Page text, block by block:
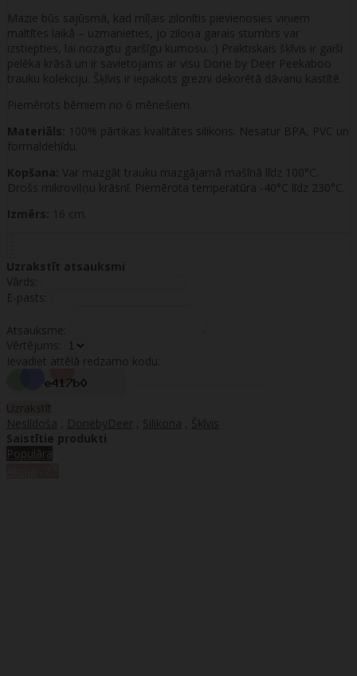
Mazie būs sajūsmā, kad mīļais zilonītis pievienosies viņiem
maltītes laikā – uzmanieties, jo ziloņa garais stumbrs var
izstiepties, lai nozagtu garšīgu kumosu. :) Praktiskais šķīvis ir gaiši
pelēka krāsā un ir savietojams ar visu Done by Deer Peekaboo
trauku kolekciju. Šķīvis ir iepakots grezni dekorētā dāvanu kastītē.
Piemērots bērniem no 6 mēnešiem.
Materiāls: 100% pārtikas kvalitātes silikons. Nesatur BPA, PVC un
formaldehīdu.
Kopšana: Var mazgāt trauku mazgājamā mašīnā līdz 100°C.
Drošs mikroviļņu krāsnī. Piemērota temperatūra -40°C līdz 230°C.
Izmērs: 16 cm.
Uzrakstīt atsauksmi
Vārds:
E-pasts:
Atsauksme:
Vērtējums:
Ievadiet attēlā redzamo kodu:
Uzrakstīt
Neslīdoša , DonebyDeer , Silikona , Šķīvis
Saistītie produkti
Populāra